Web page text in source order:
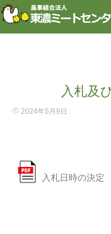
入札及
2024年5月9日
入札日時の決定